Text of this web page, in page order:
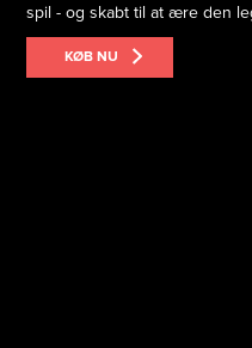
spil - og skabt til at ære den
KØB NU